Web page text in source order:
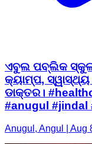
ଏବୁଲ ପବ୍ଲିକ
କ୍ୟାମ୍ପ, ସ୍ୱାସ୍ଥ୍ୟ
ଡାକ୍ତର।
#anugul #jindal
Anugul, Angul | Aug